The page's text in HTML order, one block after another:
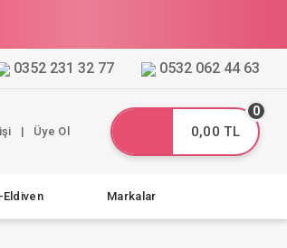
0352 231 32 77 0532 062 44 63
| Üye Ol 0,00 TL
0
Markalar